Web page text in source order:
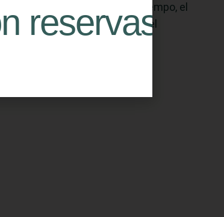
resultado depende del tiempo, el
cuidado y el respeto por el
reservas